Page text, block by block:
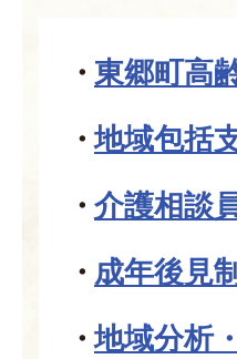
東郷町高
地域包括
介護相談
成年後見
地域分析